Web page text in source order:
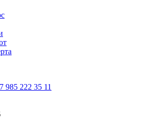
985 222 35 11